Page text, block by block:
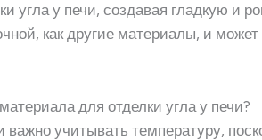
угла у печи, создавая гладкую и
как другие материалы, и может
для отделки угла у печи?
учитывать температуру,